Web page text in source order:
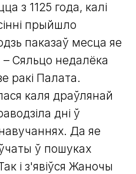
з 1125 года, калі
прыйшло
паказаў месца яе
– Сяльцо недалёка
ракі Палата.
каля драўлянай
дні ў
Да яе
ў пошуках
і з'явіўся Жаночы